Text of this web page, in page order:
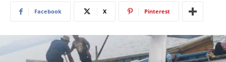
Facebook X Pinterest